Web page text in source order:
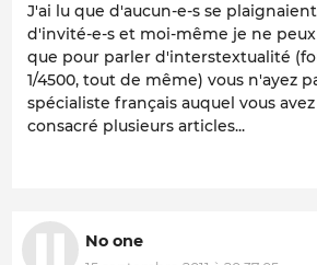
J'ai lu que d'aucun-e-s se
d'invité-e-s et moi-même je ne
que pour parler d'interstextualité
1/4500, tout de même) vous n'ayez
spécialiste français auquel vous
consacré plusieurs articles...
No one